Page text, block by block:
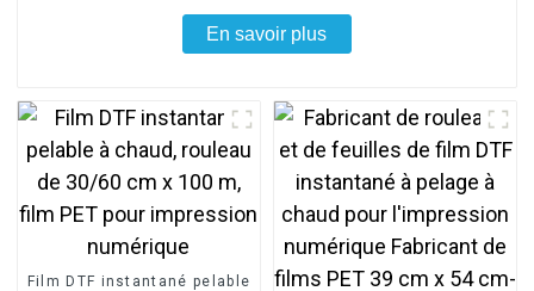
En savoir plus
Film DTF instantané pelable